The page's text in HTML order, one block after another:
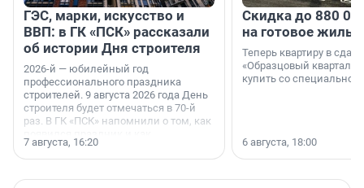
ГЭС, марки, искусство и
ВВП: в ГК «ПСК» рассказали
об истории Дня строителя
2026-й — юбилейный год
профессионального праздника
строителей. 9 августа 2026 года День
строителя будет отмечаться в 70-й
раз. В ГК «ПСК» напомнили о том, как
поменялась роль строительства.
7 августа, 16:20
Скидка до 880
на готовое
Теперь квартиру в
«Образцовый квартал
купить со специальной
6 августа, 18:00